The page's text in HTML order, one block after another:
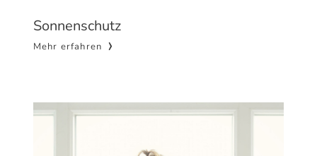
Sonnenschutz
Mehr erfahren